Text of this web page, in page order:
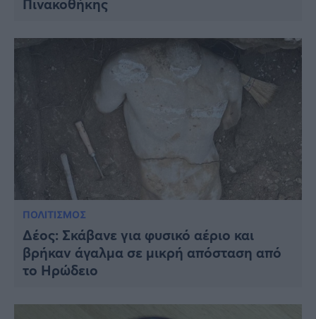
Πινακοθήκης
ΠΟΛΙΤΙΣΜΟΣ
Δέος: Σκάβανε για φυσικό αέριο και
βρήκαν άγαλμα σε μικρή απόσταση από
το Ηρώδειο